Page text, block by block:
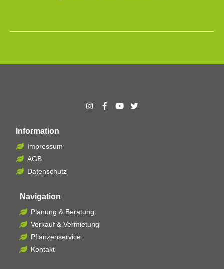
Navigation
Planung & Beratung
Verkauf & Vermietung
Pflanzenservice
Kontakt
Information
Impressum
AGB
Datenschutz